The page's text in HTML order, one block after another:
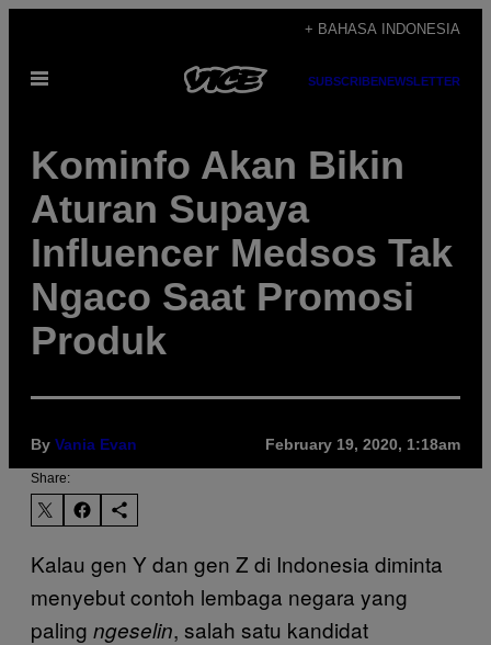
content
+ BAHASA INDONESIA
Open
SUBSCRIBENEWSLETTER
Kominfo Akan Bikin
Aturan Supaya
Influencer Medsos Tak
Ngaco Saat Promosi
Produk
By Vania Evan February 19, 2020, 1:18am
Share:
Kalau gen Y dan gen Z di Indonesia diminta
menyebut contoh lembaga negara yang
paling ngeselin, salah satu kandidat